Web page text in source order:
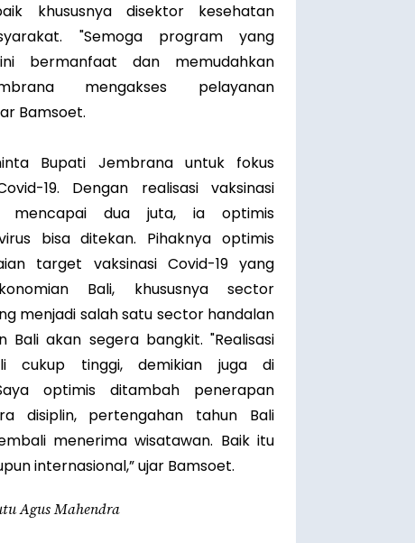
khususnya disektor kesehatan
"Semoga program yang
bermanfaat dan memudahkan
mengakses pelayanan
Bamsoet.
Bupati Jembrana untuk fokus
19. Dengan realisasi vaksinasi
mencapai dua juta, ia optimis
bisa ditekan. Pihaknya optimis
target vaksinasi Covid-19 yang
Bali, khususnya sector
menjadi salah satu sector handalan
Bali akan segera bangkit. "Realisasi
cukup tinggi, demikian juga di
optimis ditambah penerapan
disiplin, pertengahan tahun Bali
menerima wisatawan. Baik itu
internasional,” ujar Bamsoet.
Agus Mahendra